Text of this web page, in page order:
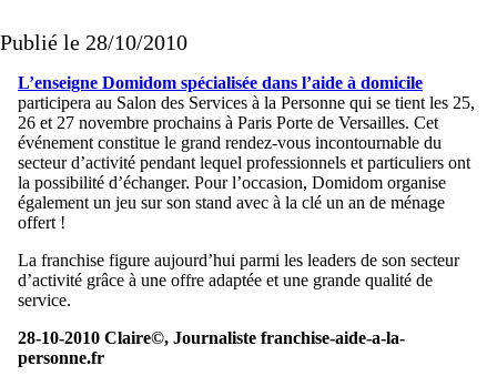
Publié le 28/10/2010
L’enseigne Domidom spécialisée dans l’aide à domicile
participera au Salon des Services à la Personne qui se tient les 25,
26 et 27 novembre prochains à Paris Porte de Versailles. Cet
événement constitue le grand rendez-vous incontournable du
secteur d’activité pendant lequel professionnels et particuliers ont
la possibilité d’échanger. Pour l’occasion, Domidom organise
également un jeu sur son stand avec à la clé un an de ménage
offert !
La franchise figure aujourd’hui parmi les leaders de son secteur
d’activité grâce à une offre adaptée et une grande qualité de
service.
28-10-2010 Claire©, Journaliste franchise-aide-a-la-
personne.fr